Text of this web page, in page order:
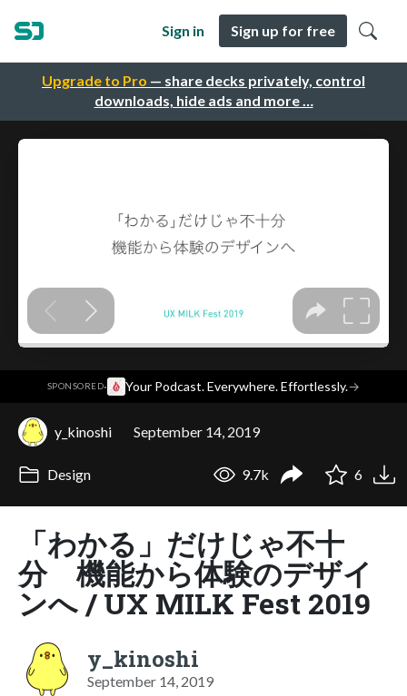
Upgrade to Pro — share decks privately, control
downloads, hide ads and more …
Sign in Sign up for free
SPONSORED· Your Podcast. Everywhere. Effortlessly.→
y_kinoshi September 14, 2019
Design 9.7k 6
「わかる」だけじゃ不十
分 機能から体験のデザイ
ンへ / UX MILK Fest 2019
y_kinoshi
September 14, 2019